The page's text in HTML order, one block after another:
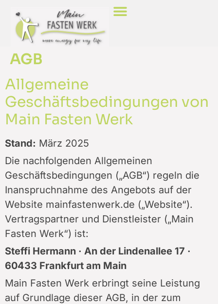
AGB
Allgemeine
Geschäftsbedingungen von
Main Fasten Werk
Stand: März 2025
Die nachfolgenden Allgemeinen
Geschäftsbedingungen („AGB“) regeln die
Inanspruchnahme des Angebots auf der
Website mainfastenwerk.de („Website“).
Vertragspartner und Dienstleister („Main
Fasten Werk“) ist:
Steffi Hermann · An der Lindenallee 17 ·
60433 Frankfurt am Main
Main Fasten Werk erbringt seine Leistung
auf Grundlage dieser AGB, in der zum